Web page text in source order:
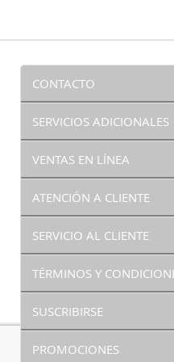
CONTACTO
SERVICIOS ADICIONALES
VENTAS EN LÍNEA
ATENCIÓN A CLIENTE
SERVICIO AL CLIENTE
TÉRMINOS Y
SUSCRIBIRSE
PROMOCIONES